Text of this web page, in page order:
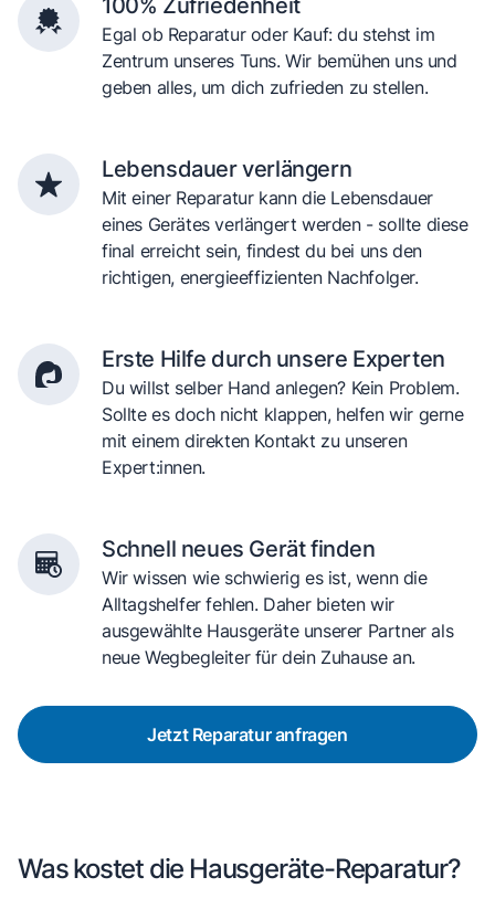
100% Zufriedenheit
Egal ob Reparatur oder Kauf: du stehst im
Zentrum unseres Tuns. Wir bemühen uns und
geben alles, um dich zufrieden zu stellen.
Lebensdauer verlängern
Mit einer Reparatur kann die Lebensdauer
eines Gerätes verlängert werden - sollte diese
final erreicht sein, findest du bei uns den
richtigen, energieeffizienten Nachfolger.
Erste Hilfe durch unsere Experten
Du willst selber Hand anlegen? Kein Problem.
Sollte es doch nicht klappen, helfen wir gerne
mit einem direkten Kontakt zu unseren
Expert:innen.
Schnell neues Gerät finden
Wir wissen wie schwierig es ist, wenn die
Alltagshelfer fehlen. Daher bieten wir
ausgewählte Hausgeräte unserer Partner als
neue Wegbegleiter für dein Zuhause an.
Jetzt Reparatur anfragen
Was kostet die Hausgeräte-Reparatur?